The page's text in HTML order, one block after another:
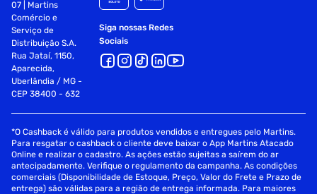
07 | Martins
Comércio e
Serviço de
Distribuição S.A.
Rua Jataí, 1150,
Aparecida,
Uberlândia / MG -
CEP 38400 - 632
Siga nossas Redes
Sociais
*O Cashback é válido para produtos vendidos e entregues pelo Martins.
Para resgatar o cashback o cliente deve baixar o App Martins Atacado
Online e realizar o cadastro. As ações estão sujeitas a saírem do ar
antecipadamente. Verifique o regulamento da campanha. As condições
comerciais (Disponibilidade de Estoque, Preço, Valor do Frete e Prazo de
entrega) são válidas para a região de entrega informada. Para maiores